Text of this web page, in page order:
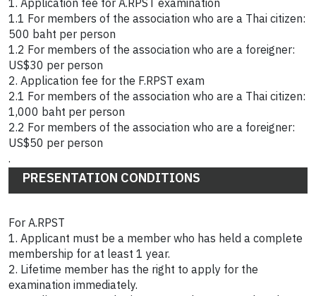
1. Application fee for A.RPST examination
1.1 For members of the association who are a Thai citizen:
500 baht per person
1.2 For members of the association who are a foreigner:
US$30 per person
2. Application fee for the F.RPST exam
2.1 For members of the association who are a Thai citizen:
1,000 baht per person
2.2 For members of the association who are a foreigner:
US$50 per person
.
PRESENTATION CONDITIONS
For A.RPST
1. Applicant must be a member who has held a complete
membership for at least 1 year.
2. Lifetime member has the right to apply for the
examination immediately.